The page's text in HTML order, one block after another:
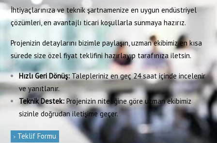
İhtiyaçlarınıza ve teknik şartnamenize en uygun endüstriyel
çözümleri, en avantajlı ticari koşullarla sunmaya hazırız.
Projenizin detaylarını bizimle paylaşın, uzman ekibimiz en kısa
sürede size özel fiyat teklifini hazırlayıp tarafınıza iletsin.
Hızlı Geri Dönüş: Talepleriniz en geç 24 saat içinde incelenir
ve yanıtlanır.
Teknik Destek: Projenizin niteliğine göre uzman ekibimiz
sizinle doğrudan iletişime geçer.
Teklif Formu